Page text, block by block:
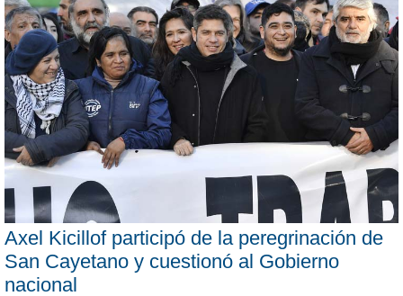
Axel Kicillof participó de la peregrinación de
San Cayetano y cuestionó al Gobierno
nacional